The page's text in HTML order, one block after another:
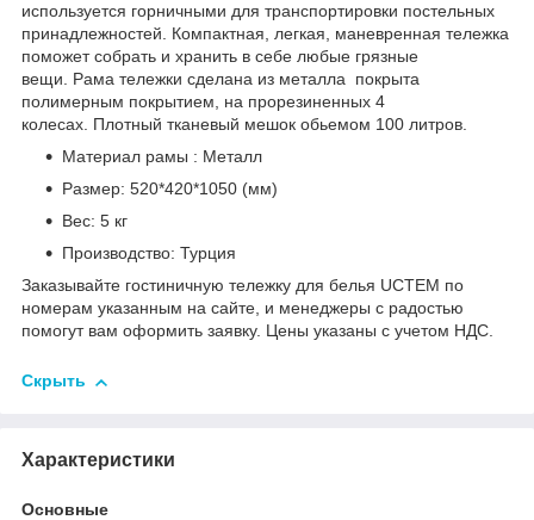
используется горничными для транспортировки постельных
принадлежностей. Компактная, легкая, маневренная тележка
поможет собрать и хранить в себе любые грязные
вещи. Рама тележки сделана из металла покрыта
полимерным покрытием, на прорезиненных 4
колесах. Плотный тканевый мешок обьемом 100 литров.
Материал рамы : Металл
Размер: 520*420*1050 (мм)
Вес: 5 кг
Производство: Турция
Заказывайте гостиничную тележку для белья UCTEM по
номерам указанным на сайте, и менеджеры с радостью
помогут вам оформить заявку. Цены указаны с учетом НДС.
Скрыть
Характеристики
Основные